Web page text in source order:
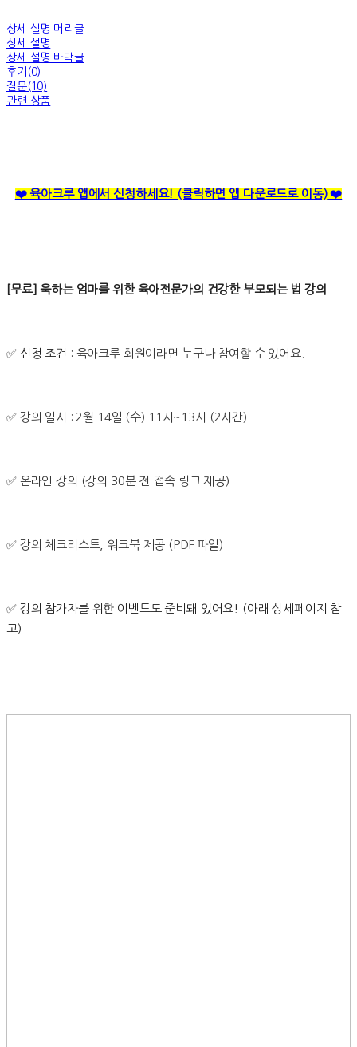
상세 설명 머리글
상세 설명
상세 설명 바닥글
후기(0)
질문(10)
관련 상품
❤️ 육아크루 앱에서 신청하세요! (클릭하면 앱 다운로드로 이동)❤️
[무료] 욱하는 엄마를 위한 육아전문가의 건강한 부모되는 법 강의
✅ 신청 조건 : 육아크루 회원이라면 누구나 참여할 수 있어요.
✅ 강의 일시 : 2월 14일 (수) 11시~13시 (2시간)
✅ 온라인 강의 (강의 30분 전 접속 링크 제공)
✅ 강의 체크리스트, 워크북 제공 (PDF 파일)
✅ 강의 참가자를 위한 이벤트도 준비돼 있어요! (아래 상세페이지 참
고)